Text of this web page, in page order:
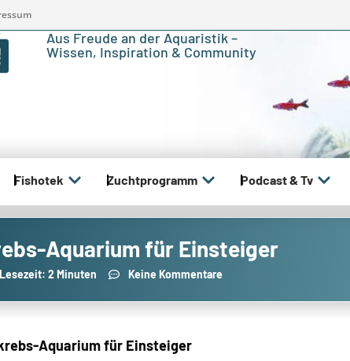
Aus Freude an der Aquaristik –
Wissen, Inspiration & Community
Fishotek Zuchtprogramm Podcast & Tv
Aquarium für Einsteiger
Lesezeit: 2 Minuten Keine Kommentare
Aquarium für Einsteiger